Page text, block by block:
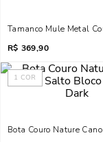
Tamanco Mule Metal
R$ 369,90
1 COR
Bota Couro Nature